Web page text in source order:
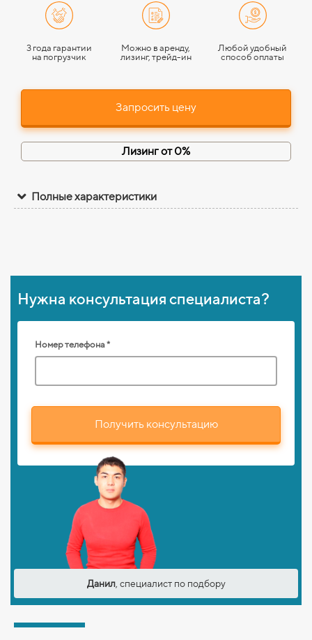
3 года гарантии
на погрузчик
Можно в аренду,
лизинг, трейд-ин
Любой удобный
способ оплаты
Запросить цену
Лизинг от 0%
Полные характеристики
Нужна консультация специалиста?
Номер телефона *
Получить консультацию
Данил, специалист по подбору